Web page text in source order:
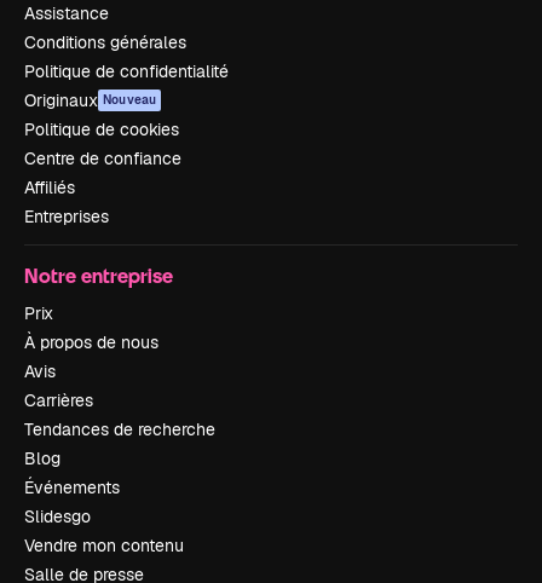
Assistance
Conditions générales
Politique de confidentialité
Originaux Nouveau
Politique de cookies
Centre de confiance
Affiliés
Entreprises
Notre entreprise
Prix
À propos de nous
Avis
Carrières
Tendances de recherche
Blog
Événements
Slidesgo
Vendre mon contenu
Salle de presse